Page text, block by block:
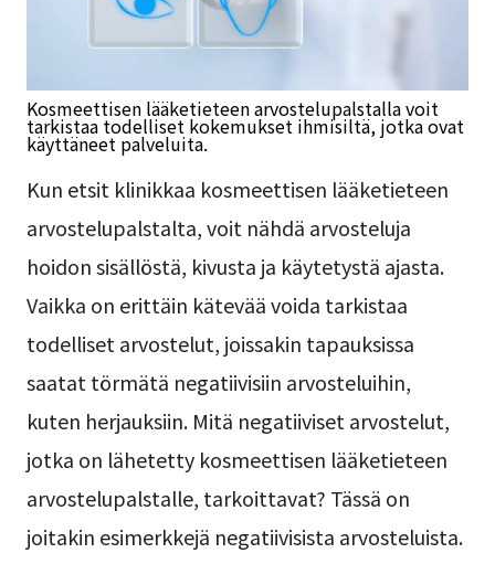
Kosmeettisen lääketieteen arvostelupalstalla voit
tarkistaa todelliset kokemukset ihmisiltä, jotka ovat
käyttäneet palveluita.
Kun etsit klinikkaa kosmeettisen lääketieteen
arvostelupalstalta, voit nähdä arvosteluja
hoidon sisällöstä, kivusta ja käytetystä ajasta.
Vaikka on erittäin kätevää voida tarkistaa
todelliset arvostelut, joissakin tapauksissa
saatat törmätä negatiivisiin arvosteluihin,
kuten herjauksiin. Mitä negatiiviset arvostelut,
jotka on lähetetty kosmeettisen lääketieteen
arvostelupalstalle, tarkoittavat? Tässä on
joitakin esimerkkejä negatiivisista arvosteluista.